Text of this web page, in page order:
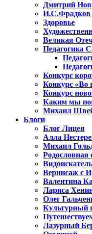
Дмитрий
И.С.Фрадков
Здоровье
Великая
Педагогика
Конкурс
Конкурс «Во
Конкурс
Каким мы
Михаил
Блоги
Блог Лицея
Алла
Михаил
Вернисаж с
Валентина
Лариса
Олег
Культурный
Лазурный